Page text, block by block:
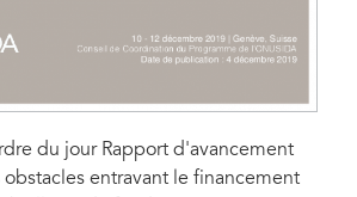
du jour Rapport d'avancement
obstacles entravant le financement